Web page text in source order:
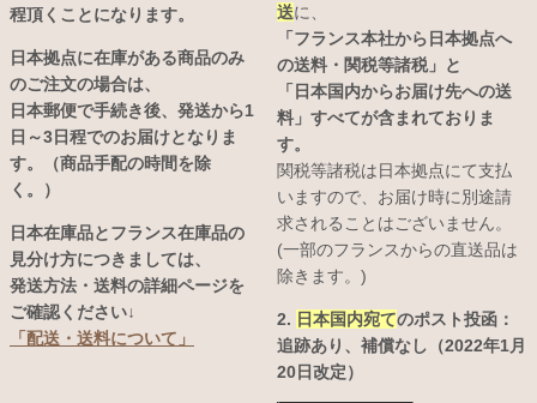
程頂くことになります。
日本拠点に在庫がある商品のみ
のご注文の場合は、
日本郵便で手続き後、発送から1
日～3日程でのお届けとなりま
す。（商品手配の時間を除
く。）
日本在庫品とフランス在庫品の
見分け方につきましては、
発送方法・送料の詳細ページを
ご確認ください↓
「配送・送料について」
送に、
「フランス本社から日本拠点へ
の送料・関税等諸税」と
「日本国内からお届け先への送
料」すべてが含まれておりま
す。
関税等諸税は日本拠点にて支払
いますので、お届け時に別途請
求されることはございません。
(一部のフランスからの直送品は
除きます。)
2. 日本国内宛てのポスト投函：
追跡あり、補償なし（2022年1月
20日改定）